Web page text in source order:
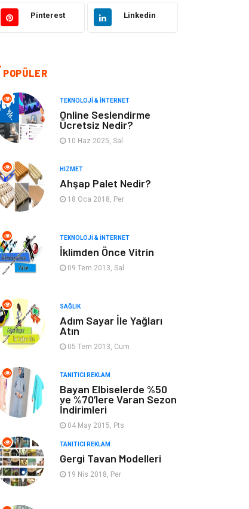
Sağlıklı Yaşam Gündem
Otomotiv
Gıda Yeme & İçme
Gayrimenkul Spor
Anne & Çocuk
Bilgisayar &
Yazılım
Keyif & Hobi
Tatil Genel Kültür
Emlak Finans & Ekonomi
Ev İşleri
Gençlik & Eğlence Taşımacılık
Mobilya Astroloji
Bebek Giyim ağız ve diş sağlığı
Doğal Enerji
Kaynakları
Pinterest Linkedin
POPÜLER
TEKNOLOJI & İNTERNET
Online Seslendirme
Ücretsiz Nedir?
10 Haz 2025, Sal
HIZMET
Ahşap Palet Nedir?
18 Oca 2018, Per
TEKNOLOJI & İNTERNET
İklimden Önce Vitrin
09 Tem 2013, Sal
SAĞLIK
Adım Sayar İle Yağları
Atın
05 Tem 2013, Cum
TANITICI REKLAM
Bayan Elbiselerde %50
ve %70’lere Varan Sezon
İndirimleri
04 May 2015, Pts
TANITICI REKLAM
Gergi Tavan Modelleri
19 Nis 2018, Per